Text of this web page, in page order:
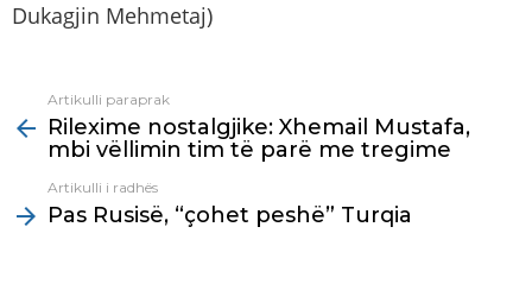
Dukagjin Mehmetaj)
more
Artikulli paraprak
Rilexime nostalgjike: Xhemail Mustafa,
mbi vëllimin tim të parë me tregime
Artikulli i radhës
Pas Rusisë, “çohet peshë” Turqia